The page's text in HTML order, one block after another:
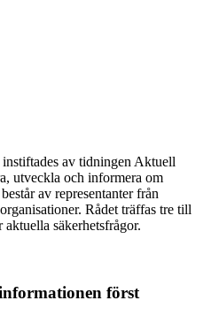
av tidningen Aktuell
utveckla och informera om
av representanter från
Rådet träffas tre till
säkerhetsfrågor.
först